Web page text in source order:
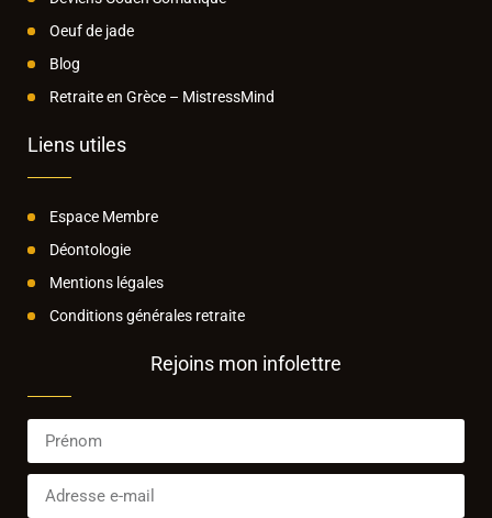
Oeuf de jade
Blog
Retraite en Grèce – MistressMind
Liens utiles
Espace Membre
Déontologie
Mentions légales
Conditions générales retraite
Rejoins mon infolettre